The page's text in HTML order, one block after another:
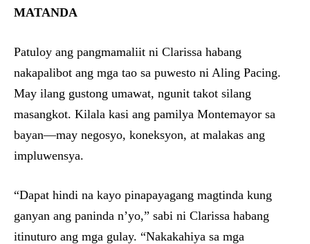
MATANDA
Patuloy ang pangmamaliit ni Clarissa habang
nakapalibot ang mga tao sa puwesto ni Aling Pacing.
May ilang gustong umawat, ngunit takot silang
masangkot. Kilala kasi ang pamilya Montemayor sa
bayan—may negosyo, koneksyon, at malakas ang
impluwensya.
“Dapat hindi na kayo pinapayagang magtinda kung
ganyan ang paninda n’yo,” sabi ni Clarissa habang
itinuturo ang mga gulay. “Nakakahiya sa mga